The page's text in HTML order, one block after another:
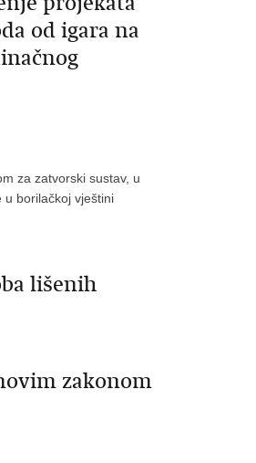
od igara na
za zatvorski sustav, u
u borilačkoj vještini
lišenih
zakonom